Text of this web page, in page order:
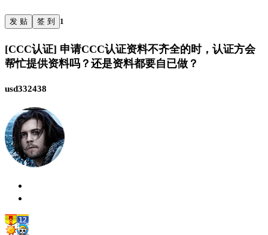
发 贴 签 到 1
[CCC认证] 申请CCC认证资料不齐全的时，认证方会
帮忙提供资料吗？还是资料都要自已做？
usd332438